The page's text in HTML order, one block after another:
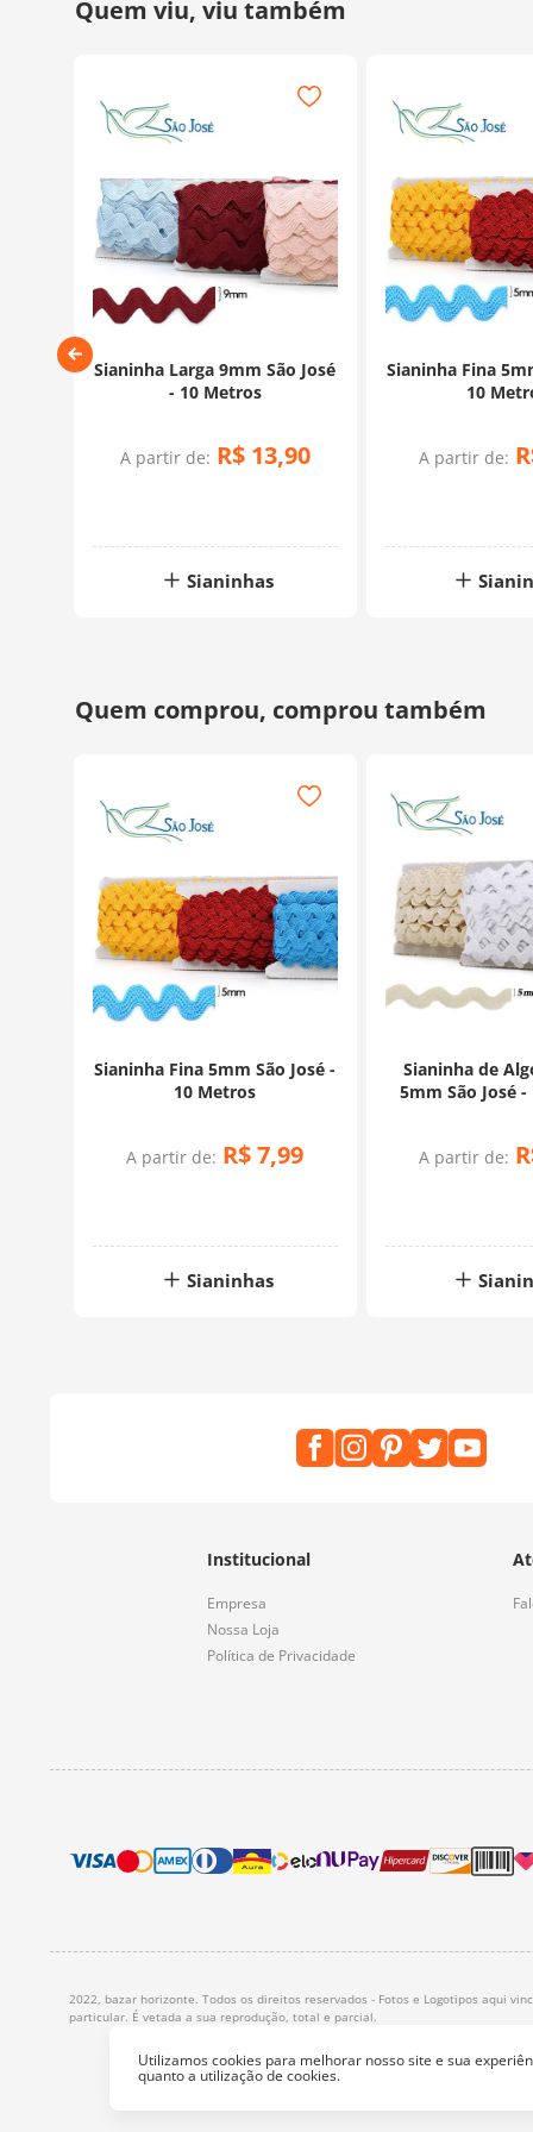
Utilizamos cookies para melhorar nosso site e sua
quanto a utilização de cookies.
Sianinha Larga 9mm São José
- 10 Metros
A partir de: R$ 13,90
Sianinhas
Sianinha Fina
10
A partir de:
Sianinha Fina 5mm São José -
10 Metros
A partir de: R$7,99
Sianinhas
Sianinha de
5mm São José
A partir de:
Institucional
Empresa
Nossa Loja
Política de Privacidade
2022, bazar horizonte. Todos os direitos reservados - Fotos e Logotipos aqui
particular. É vetada a sua reprodução, total e parcial.